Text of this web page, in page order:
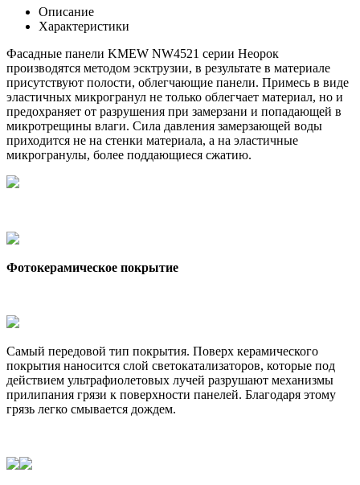
Описание
Характеристики
Фасадные панели KMEW NW4521 серии Неорок
производятся методом эсктрузии, в результате в материале
присутствуют полости, облегчающие панели. Примесь в виде
эластичных микрогранул не только облегчает материал, но и
предохраняет от разрушения при замерзани и попадающей в
микротрещины влаги. Сила давления замерзающей воды
приходится не на стенки материала, а на эластичные
микрогранулы, более поддающиеся сжатию.
Фотокерамическое покрытие
Самый передовой тип покрытия. Поверх керамического
покрытия наносится слой светокатализаторов, которые под
действием ультрафиолетовых лучей разрушают механизмы
прилипания грязи к поверхности панелей. Благодаря этому
грязь легко смывается дождем.